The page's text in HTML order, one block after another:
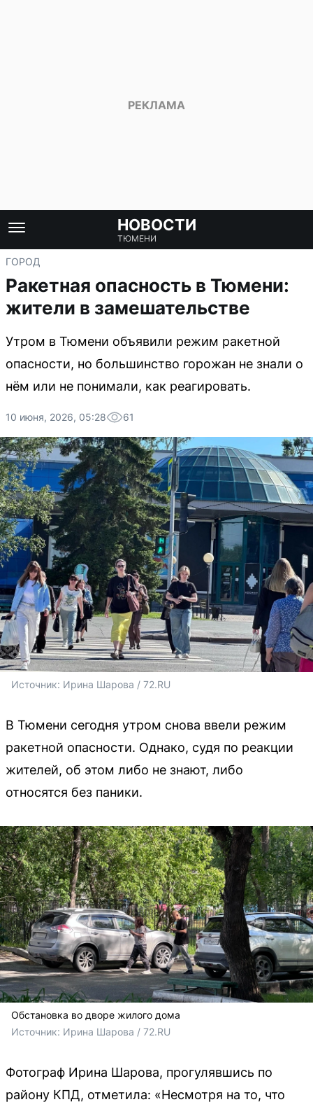
НОВОСТИ
ТЮМЕНИ
ГОРОД
Ракетная опасность в Тюмени:
жители в замешательстве
Утром в Тюмени объявили режим ракетной
опасности, но большинство горожан не знали о
нём или не понимали, как реагировать.
10 июня, 2026, 05:28 61
Источник: Ирина Шарова / 72.RU
В Тюмени сегодня утром снова ввели режим
ракетной опасности. Однако, судя по реакции
жителей, об этом либо не знают, либо
относятся без паники.
Обстановка во дворе жилого дома
Источник: Ирина Шарова / 72.RU
Фотограф Ирина Шарова, прогулявшись по
району КПД, отметила: «Несмотря на то, что